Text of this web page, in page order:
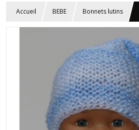
Accueil BEBE Bonnets lutins